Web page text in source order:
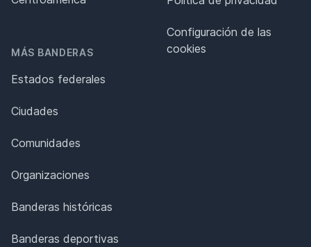
MÁS BANDERAS
Estados federales
Ciudades
Comunidades
Organizaciones
Banderas históricas
Banderas deportivas
Configuración de las
cookies